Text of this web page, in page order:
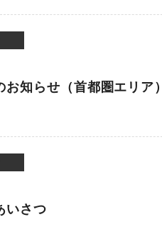
お知らせ（首都圏エリア）
いさつ